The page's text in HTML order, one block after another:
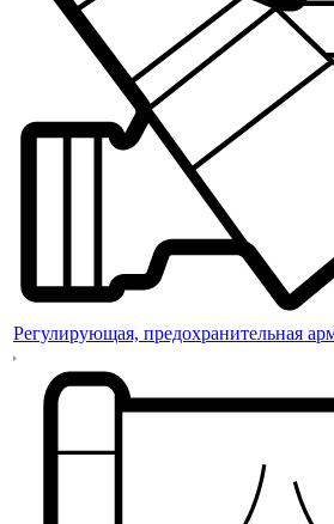
Регулирующая, предохранительная